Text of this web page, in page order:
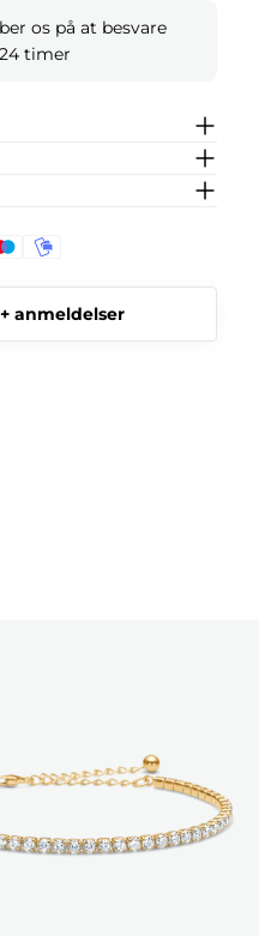
os på at besvare
timer
anmeldelser